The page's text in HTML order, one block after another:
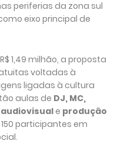
periferias da zona sul
eixo principal de
1,49 milhão, a proposta
voltadas à
ligadas à cultura
aulas de DJ, MC,
e produção
participantes em